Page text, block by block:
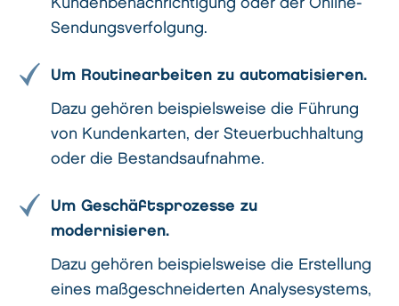
Kundenbenachrichtigung oder der Online-
Sendungsverfolgung.
Um Routinearbeiten zu automatisieren.
Dazu gehören beispielsweise die Führung
von Kundenkarten, der Steuerbuchhaltung
oder die Bestandsaufnahme.
Um Geschäftsprozesse zu
modernisieren.
Dazu gehören beispielsweise die Erstellung
eines maßgeschneiderten Analysesystems,